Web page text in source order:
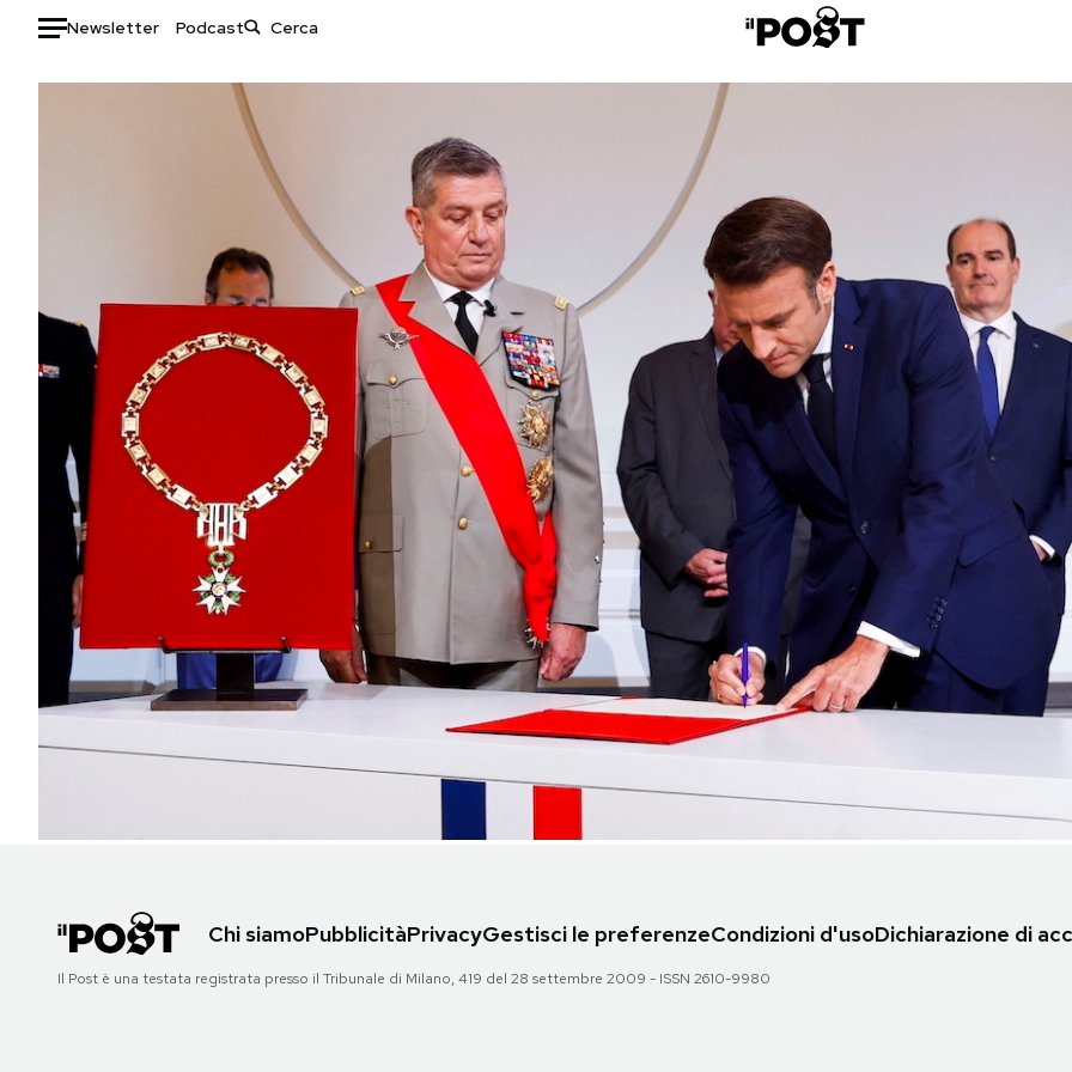
Newsletter Podcast
Auto
Tecnologia
Scienza
Cultura
Economia
Sport
Libri
Consumismi
Storie/Idee
Ok Boomer!
Media
Europa
Altrecose
Mondiali calcio 2026
NEWSLETTER
AREA PERSONALE
Chi siamoPubblicitàPrivacyGestisci le preferenzeCondizioni d'usoDichiarazione di
Il Post è una testata registrata presso il Tribunale di Milano, 419 del 28 settembre 2009 - ISSN 2610-9980